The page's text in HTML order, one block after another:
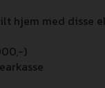
hjem med disse
)